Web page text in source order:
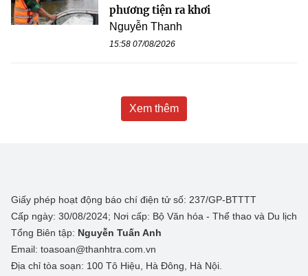
phương tiện ra khơi
Nguyễn Thanh
15:58 07/08/2026
Xem thêm
Giấy phép hoạt động báo chí điện tử số: 237/GP-BTTTT
Cấp ngày: 30/08/2024; Nơi cấp: Bộ Văn hóa - Thể thao và Du lịch
Tổng Biên tập: Nguyễn Tuấn Anh
Email: toasoan@thanhtra.com.vn
Địa chỉ tòa soạn: 100 Tô Hiệu, Hà Đông, Hà Nội.